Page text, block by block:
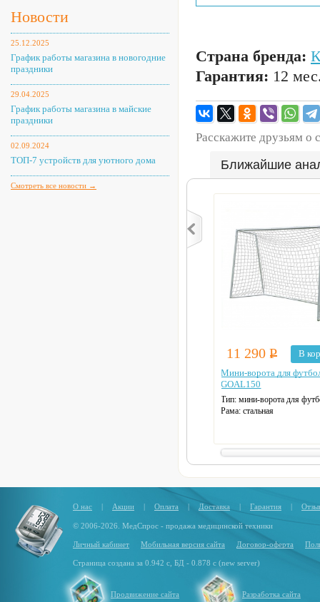
Новости
25.12.2025
График работы магазина в новогодние
праздники
29.04.2025
График работы магазина в майские
праздники
02.09.2024
ТОП-7 устройств для уютного дома
Смотреть все новости →
Страна бренда:
Гарантия: 12
Расскажите друзьям о
Ближайшие
11 290Р
В
Мини-ворота для
GOAL150
Тип: мини-ворота для
Рама: стальная
О нас | Акции | Оплата | Доставка | Гарантия |
© 2006-2026. МедСпрос - продажа медицинской техники
Личный кабинет Мобильная версия сайта Договор-оферта
Страница создана за 0.942 с, БД - 0.878 с (new server)
Продвижение сайта Разработка сайта